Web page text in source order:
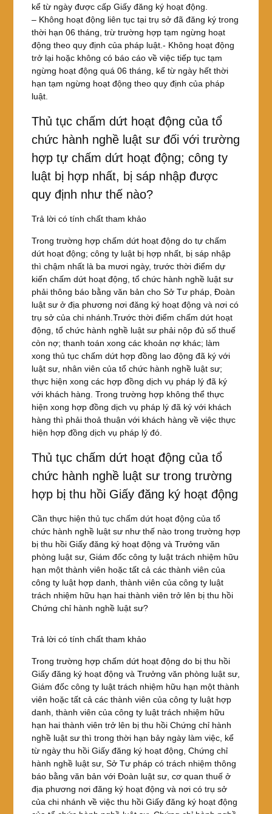
kể từ ngày được cấp Giấy đăng ký hoạt động.
– Không hoạt động liên tục tại trụ sở đã đăng ký trong
thời hạn 06 tháng, trừ trường hợp tạm ngừng hoạt
động theo quy định của pháp luật.- Không hoạt động
trở lại hoặc không có báo cáo về việc tiếp tục tạm
ngừng hoạt động quá 06 tháng, kể từ ngày hết thời
hạn tạm ngừng hoạt động theo quy định của pháp
luật.
Thủ tục chấm dứt hoạt động của tổ
chức hành nghề luật sư đối với trường
hợp tự chấm dứt hoạt động; công ty
luật bị hợp nhất, bị sáp nhập được
quy định như thế nào?
Trả lời có tính chất tham khảo
Trong trường hợp chấm dứt hoạt động do tự chấm
dứt hoạt động; công ty luật bị hợp nhất, bị sáp nhập
thì chậm nhất là ba mươi ngày, trước thời điểm dự
kiến chấm dứt hoạt động, tổ chức hành nghề luật sư
phải thông báo bằng văn bản cho Sở Tư pháp, Đoàn
luật sư ở địa phương nơi đăng ký hoạt động và nơi có
trụ sở của chi nhánh.Trước thời điểm chấm dứt hoạt
động, tổ chức hành nghề luật sư phải nộp đủ số thuế
còn nợ; thanh toán xong các khoản nợ khác; làm
xong thủ tục chấm dứt hợp đồng lao động đã ký với
luật sư, nhân viên của tổ chức hành nghề luật sư;
thực hiện xong các hợp đồng dịch vụ pháp lý đã ký
với khách hàng. Trong trường hợp không thể thực
hiện xong hợp đồng dịch vụ pháp lý đã ký với khách
hàng thì phải thoả thuận với khách hàng về việc thực
hiện hợp đồng dịch vụ pháp lý đó.
Thủ tục chấm dứt hoạt động của tổ
chức hành nghề luật sư trong trường
hợp bị thu hồi Giấy đăng ký hoạt động
Cần thực hiện thủ tục chấm dứt hoạt động của tổ
chức hành nghề luật sư như thế nào trong trường hợp
bị thu hồi Giấy đăng ký hoạt động và Trưởng văn
phòng luật sư, Giám đốc công ty luật trách nhiệm hữu
hạn một thành viên hoặc tất cả các thành viên của
công ty luật hợp danh, thành viên của công ty luật
trách nhiệm hữu hạn hai thành viên trở lên bị thu hồi
Chứng chỉ hành nghề luật sư?
Trả lời có tính chất tham khảo
Trong trường hợp chấm dứt hoạt động do bị thu hồi
Giấy đăng ký hoạt động và Trưởng văn phòng luật sư,
Giám đốc công ty luật trách nhiệm hữu hạn một thành
viên hoặc tất cả các thành viên của công ty luật hợp
danh, thành viên của công ty luật trách nhiệm hữu
hạn hai thành viên trở lên bị thu hồi Chứng chỉ hành
nghề luật sư thì trong thời hạn bảy ngày làm việc, kể
từ ngày thu hồi Giấy đăng ký hoạt động, Chứng chỉ
hành nghề luật sư, Sở Tư pháp có trách nhiệm thông
báo bằng văn bản với Đoàn luật sư, cơ quan thuế ở
địa phương nơi đăng ký hoạt động và nơi có trụ sở
của chi nhánh về việc thu hồi Giấy đăng ký hoạt động